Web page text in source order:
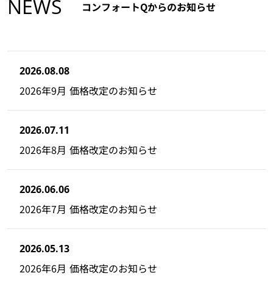
NEWS コンフォートQからのお知らせ
2026.08.08
2026年9月 価格改定のお知らせ
2026.07.11
2026年8月 価格改定のお知らせ
2026.06.06
2026年7月 価格改定のお知らせ
2026.05.13
2026年6月 価格改定のお知らせ